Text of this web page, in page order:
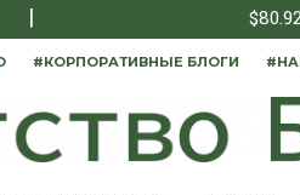
| $
#КОРПОРАТИВНЫЕ БЛОГИ